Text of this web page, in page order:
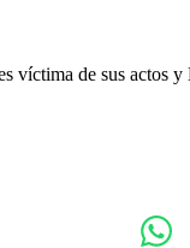
víctima de sus actos